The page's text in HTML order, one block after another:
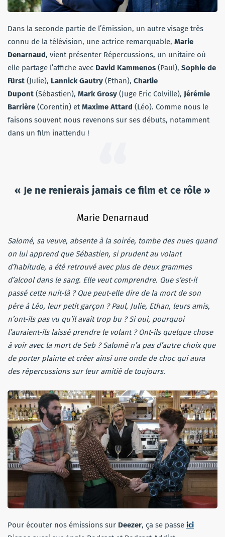
Dans la seconde partie de l’émission, un autre visage très
connu de la télévision, une actrice remarquable, Marie
Denarnaud, vient présenter Répercussions, un unitaire où
elle partage l’affiche avec David Kammenos (Paul), Sophie de
Fürst (Julie), Lannick Gautry (Ethan), Charlie
Dupont (Sébastien), Mark Grosy (Juge Eric Colville), Jérémie
Barrière (Corentin) etMaxime Attard (Léo). Comme nous le
faisons souvent nous revenons sur ses débuts, notamment
dans un film inattendu !
« Je ne renierais jamais ce film et ce rôle »
Marie Denarnaud
Salomé, sa veuve, absente à la soirée, tombe des nues quand
on lui apprend que Sébastien, si prudent au volant
d’habitude, a été retrouvé avec plus de deux grammes
d’alcool dans le sang. Elle veut comprendre. Que s’est-il
passé cette nuit-là ? Que peut-elle dire de la mort de son
père à Léo, leur petit garçon ? Paul, Julie, Ethan, leurs amis,
n’ont-ils pas vu qu’il avait trop bu ? Si oui, pourquoi
l’auraient-ils laissé prendre le volant ? Ont-ils quelque chose
à voir avec la mort de Seb ? Salomé n’a pas d’autre choix que
de porter plainte et créer ainsi une onde de choc qui aura
des répercussions sur leur amitié de toujours.
Pour écouter nos émissions sur Deezer, ça se passe ici